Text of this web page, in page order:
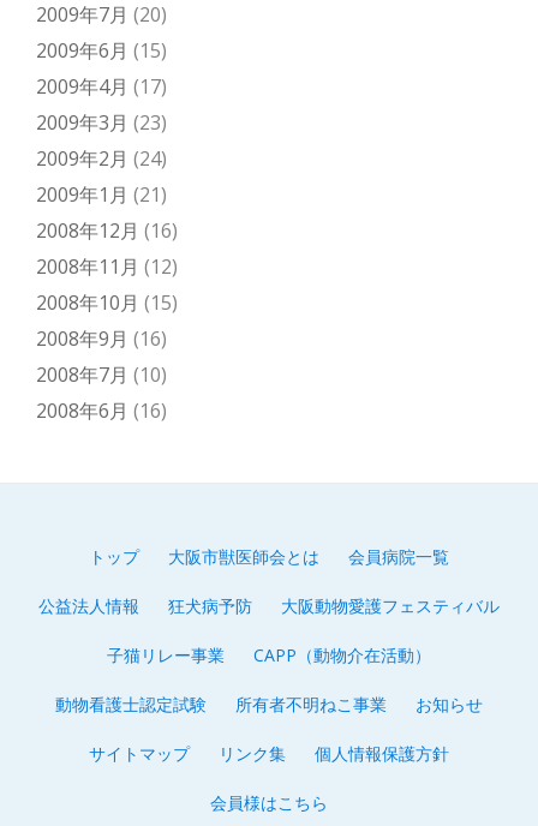
2009年7月 (20)
2009年6月 (15)
2009年4月 (17)
2009年3月 (23)
2009年2月 (24)
2009年1月 (21)
2008年12月 (16)
2008年11月 (12)
2008年10月 (15)
2008年9月 (16)
2008年7月 (10)
2008年6月 (16)
ニ
トップ 大阪市獣医師会とは 会員病院一覧
公益法人情報 狂犬病予防 大阪動物愛護フェスティバル
子猫リレー事業 CAPP（動物介在活動）
動物看護士認定試験 所有者不明ねこ事業 お知らせ
サイトマップ リンク集 個人情報保護方針
会員様はこちら